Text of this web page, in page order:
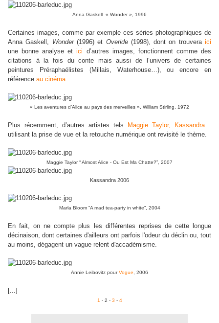
Anna Gaskell « Wonder », 1996
Certaines images, comme par exemple ces séries photographiques de
Anna Gaskell, Wonder(1996) et Overide(1998), dont on trouveraici
une bonne analyse etici d’autres images, fonctionnent comme des
citations à la fois du conte mais aussi de l’univers de certaines
peintures Préraphaélistes (Millais, Waterhouse…), ou encore en
référence au cinéma.
« Les aventures d’Alice au pays des merveilles », William Stirling, 1972
Plus récemment, d’autres artistes tels Maggie Taylor, Kassandra…
utilisant la prise de vue et la retouche numérique ont revisité le thème.
Maggie Taylor “ Almost Alice - Ou Est Ma Chatte?”, 2007
Kassandra 2006
Marla Bloom “A mad tea-party in white”, 2004
En fait, on ne compte plus les différentes reprises de cette longue
décinaison, dont certaines d'ailleurs ont parfois l'odeur du déclin ou, tout
au moins, dégagent un vague relent d'accadémisme.
Annie Leibovitz pourVogue , 2006
[...]
1 - 2 - 3 - 4